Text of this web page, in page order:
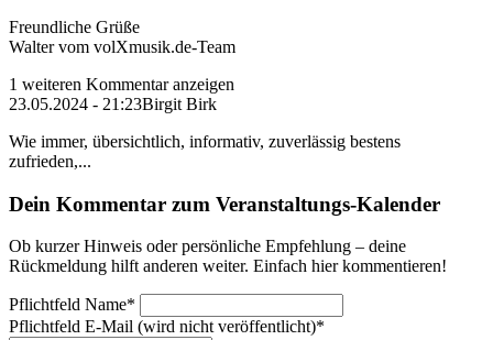
Freundliche Grüße
Walter vom volXmusik.de-Team
1 weiteren Kommentar anzeigen
23.05.2024 - 21:23Birgit Birk
Wie immer, übersichtlich, informativ, zuverlässig bestens
zufrieden,...
Dein Kommentar zum Veranstaltungs-Kalender
Ob kurzer Hinweis oder persönliche Empfehlung – deine
Rückmeldung hilft anderen weiter. Einfach hier kommentieren!
Pflichtfeld Name*
Pflichtfeld E-Mail (wird nicht veröffentlicht)*